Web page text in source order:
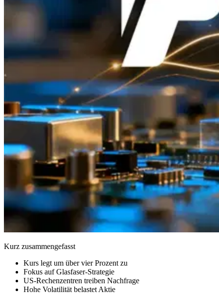
Kurz zusammengefasst
Kurs legt um über vier Prozent zu
Fokus auf Glasfaser-Strategie
US-Rechenzentren treiben Nachfrage
Hohe Volatilität belastet Aktie